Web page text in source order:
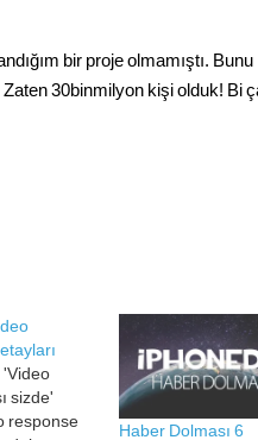
bir proje olmamıştı. Bunu
30binmilyon kişi olduk! Bi
sizde'
response
Haber Dolması 6